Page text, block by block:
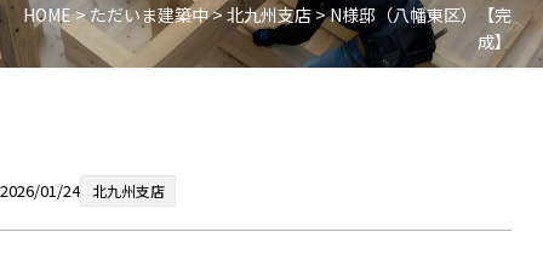
HOME> ただいま建築中>北九州支店 >N様邸（八幡東区）【完
成】
2026/01/24 北九州支店